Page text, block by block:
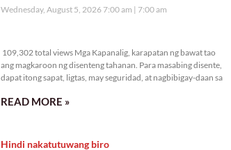
Wednesday, August 5, 2026 7:00 am 7:00 am
109,302 total views Mga Kapanalig, karapatan ng bawat tao
ang magkaroon ng disenteng tahanan. Para masabing disente,
dapat itong sapat, ligtas, may seguridad, at nagbibigay-daan sa
READ MORE »
Hindi nakatutuwang biro